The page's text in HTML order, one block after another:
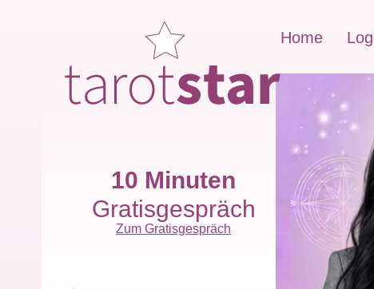
Home
10 Minuten
Gratisgespräch
Zum Gratisgespräch